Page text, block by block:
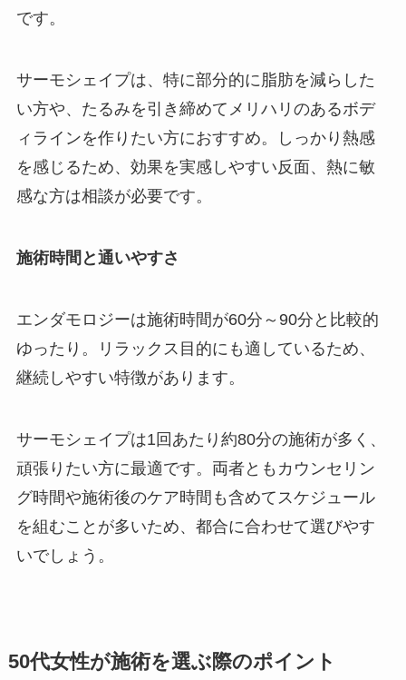
です。
サーモシェイプは、特に部分的に脂肪を減らした
い方や、たるみを引き締めてメリハリのあるボデ
ィラインを作りたい方におすすめ。しっかり熱感
を感じるため、効果を実感しやすい反面、熱に敏
感な方は相談が必要です。
施術時間と通いやすさ
エンダモロジーは施術時間が60分～90分と比較的
ゆったり。リラックス目的にも適しているため、
継続しやすい特徴があります。
サーモシェイプは1回あたり約80分の施術が多く、
頑張りたい方に最適です。両者ともカウンセリン
グ時間や施術後のケア時間も含めてスケジュール
を組むことが多いため、都合に合わせて選びやす
いでしょう。
50代女性が施術を選ぶ際のポイント